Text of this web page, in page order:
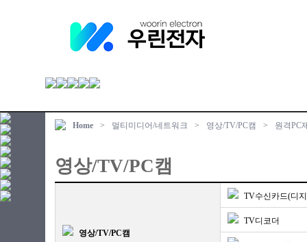
Home > 멀티미디어/네트워크 > 영상/TV/PC캠 > 원격PC
영상/TV/PC캠
영상/TV/PC캠
TV수신카드(디
TV디코더